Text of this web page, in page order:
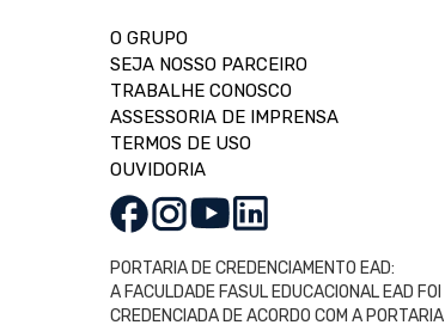
O GRUPO
SEJA NOSSO PARCEIRO
TRABALHE CONOSCO
ASSESSORIA DE IMPRENSA
TERMOS DE USO
OUVIDORIA
PORTARIA DE CREDENCIAMENTO EAD:
A FACULDADE FASUL EDUCACIONAL EAD FOI
CREDENCIADA DE ACORDO COM A PORTARIA